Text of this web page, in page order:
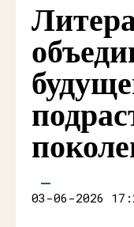
03-06-2026